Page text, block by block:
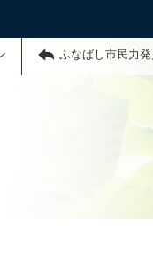
ふなばし市民力